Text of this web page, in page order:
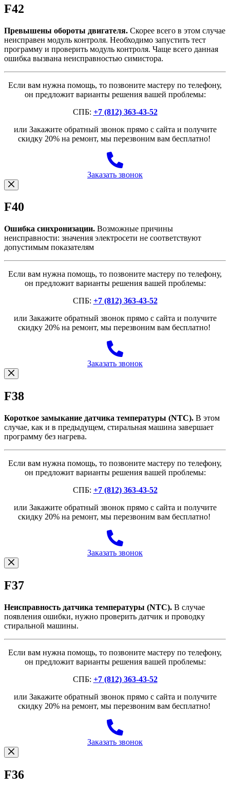
F42
Превышены обороты двигателя. Скорее всего в этом случае
неисправен модуль контроля. Необходимо запустить тест
программу и проверить модуль контроля. Чаще всего данная
ошибка вызвана неисправностью симистора.
Если вам нужна помощь, то позвоните мастеру по телефону,
он предложит варианты решения вашей проблемы:
СПБ: +7 (812) 363-43-52
или Закажите обратный звонок прямо с сайта и получите
скидку 20% на ремонт, мы перезвоним вам бесплатно!
Заказать звонок
F40
Ошибка синхронизации. Возможные причины
неисправности: значения электросети не соответствуют
допустимым показателям
Если вам нужна помощь, то позвоните мастеру по телефону,
он предложит варианты решения вашей проблемы:
СПБ: +7 (812) 363-43-52
или Закажите обратный звонок прямо с сайта и получите
скидку 20% на ремонт, мы перезвоним вам бесплатно!
Заказать звонок
F38
Короткое замыкание датчика температуры (NTC). В этом
случае, как и в предыдущем, стиральная машина завершает
программу без нагрева.
Если вам нужна помощь, то позвоните мастеру по телефону,
он предложит варианты решения вашей проблемы:
СПБ: +7 (812) 363-43-52
или Закажите обратный звонок прямо с сайта и получите
скидку 20% на ремонт, мы перезвоним вам бесплатно!
Заказать звонок
F37
Неисправность датчика температуры (NTC). В случае
появления ошибки, нужно проверить датчик и проводку
стиральной машины.
Если вам нужна помощь, то позвоните мастеру по телефону,
он предложит варианты решения вашей проблемы:
СПБ: +7 (812) 363-43-52
или Закажите обратный звонок прямо с сайта и получите
скидку 20% на ремонт, мы перезвоним вам бесплатно!
Заказать звонок
F36